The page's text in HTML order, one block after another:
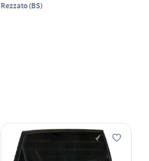
Rezzato(BS)